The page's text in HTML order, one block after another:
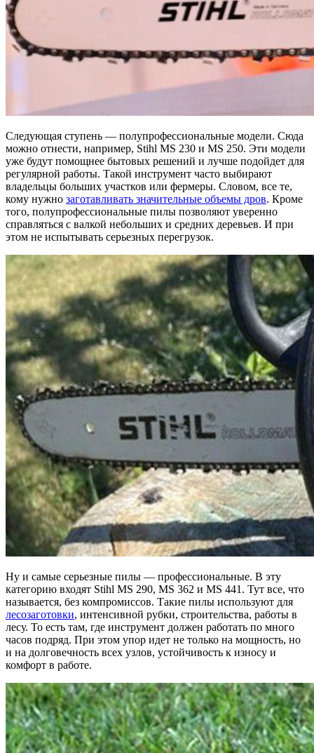
Следующая ступень — полупрофессиональные модели. Сюда
можно отнести, например, Stihl MS 230 и MS 250. Эти модели
уже будут помощнее бытовых решений и лучше подойдет для
регулярной работы. Такой инструмент часто выбирают
владельцы больших участков или фермеры. Словом, все те,
кому нужно заготавливать значительные объемы дров. Кроме
того, полупрофессиональные пилы позволяют уверенно
справляться с валкой небольших и средних деревьев. И при
этом не испытывать серьезных перегрузок.
Ну и самые серьезные пилы — профессиональные. В эту
категорию входят Stihl MS 290, MS 362 и MS 441. Тут все, что
называется, без компромиссов. Такие пилы используют для
лесозаготовки, интенсивной рубки, строительства, работы в
лесу. То есть там, где инструмент должен работать по много
часов подряд. При этом упор идет не только на мощность, но
и на долговечность всех узлов, устойчивость к износу и
комфорт в работе.